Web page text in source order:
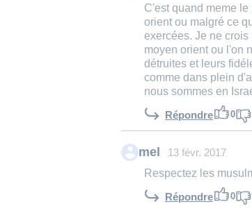
C'est quand meme
orient ou malgré ce
exercées. Je ne
moyen orient ou l'on
détruites et leurs
comme dans plein
nous sommes en
Répondre 0
mel 13 févr. 2017
Respectez les
Répondre 0